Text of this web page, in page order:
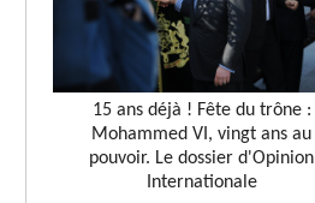
15 ans déjà ! Fête du trône :
Mohammed VI, vingt ans au
pouvoir. Le dossier d'Opinion
Internationale